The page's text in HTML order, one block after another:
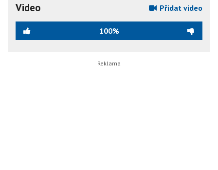
Video Přidat video
100%